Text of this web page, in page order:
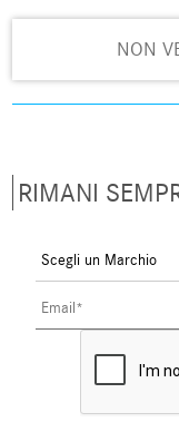
NON
RIMANI